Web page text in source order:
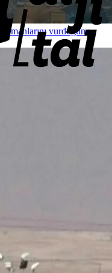
limanlarını vurduğunu